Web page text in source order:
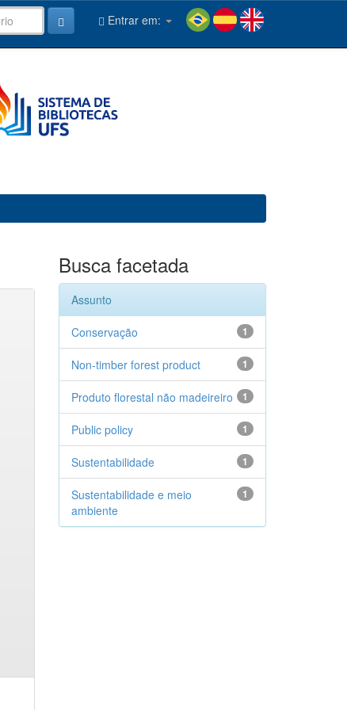
Entrar em:
Busca facetada
Assunto
1
Conservação
1
Non-timber forest product
1
Produto florestal não madeireiro
1
Public policy
1
Sustentabilidade
1
Sustentabilidade e meio
ambiente